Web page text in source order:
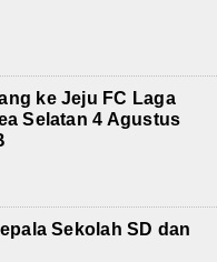
ke Jeju FC Laga
Selatan 4 Agustus
Sekolah SD dan